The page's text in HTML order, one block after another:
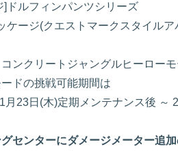
]ドルフィンパンツシリーズ
ケージ(クエストマークスタイルア
ンクリートジャングルヒーロー
ドの挑戦可能期間は
日(木)定期メンテナンス後 ～
センターにダメージメーター追